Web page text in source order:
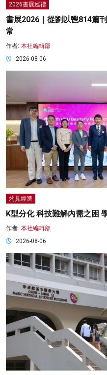
2026書展巡禮
書展2026｜從劉以鬯814篇
常
作者: 本社編輯部
2026-08-06
灼見經濟
K型分化 科技難解內需之困
作者: 本社編輯部
2026-08-06